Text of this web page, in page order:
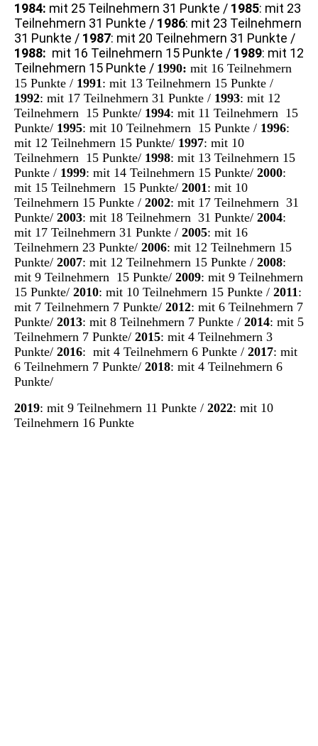
1984: mit 25 Teilnehmern 31 Punkte / 1985: mit 23
Teilnehmern 31 Punkte / 1986: mit 23 Teilnehmern
31 Punkte / 1987: mit 20 Teilnehmern 31 Punkte /
1988: mit 16 Teilnehmern 15 Punkte / 1989: mit 12
Teilnehmern 15 Punkte / 1990: mit 16 Teilnehmern
15 Punkte / 1991: mit 13 Teilnehmern 15 Punkte /
1992: mit 17 Teilnehmern 31 Punkte / 1993: mit 12
Teilnehmern 15 Punkte/ 1994: mit 11 Teilnehmern 15
Punkte/ 1995: mit 10 Teilnehmern 15 Punkte / 1996:
mit 12 Teilnehmern 15 Punkte/ 1997: mit 10
Teilnehmern 15 Punkte/ 1998: mit 13 Teilnehmern 15
Punkte / 1999: mit 14 Teilnehmern 15 Punkte/ 2000:
mit 15 Teilnehmern 15 Punkte/ 2001: mit 10
Teilnehmern 15 Punkte / 2002: mit 17 Teilnehmern 31
Punkte/ 2003: mit 18 Teilnehmern 31 Punkte/ 2004:
mit 17 Teilnehmern 31 Punkte / 2005: mit 16
Teilnehmern 23 Punkte/ 2006: mit 12 Teilnehmern 15
Punkte/ 2007: mit 12 Teilnehmern 15 Punkte / 2008:
mit 9 Teilnehmern 15 Punkte/ 2009: mit 9 Teilnehmern
15 Punkte/ 2010: mit 10 Teilnehmern 15 Punkte / 2011:
mit 7 Teilnehmern 7 Punkte/ 2012: mit 6 Teilnehmern 7
Punkte/ 2013: mit 8 Teilnehmern 7 Punkte / 2014: mit 5
Teilnehmern 7 Punkte/ 2015: mit 4 Teilnehmern 3
Punkte/ 2016: mit 4 Teilnehmern 6 Punkte / 2017: mit
6 Teilnehmern 7 Punkte/ 2018: mit 4 Teilnehmern 6
Punkte/
2019: mit 9 Teilnehmern 11 Punkte / 2022: mit 10
Teilnehmern 16 Punkte